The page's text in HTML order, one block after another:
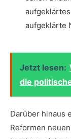
aufgeklärte
Jetzt lesen:
die
Darüber hinaus
Reformen